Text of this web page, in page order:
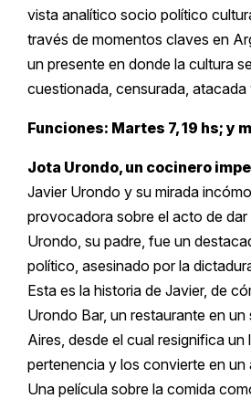
vista analítico socio político
través de momentos claves en
un presente en donde la cultura
cuestionada, censurada, atacada
Funciones: Martes 7, 19 hs; y
Jota Urondo, un cocinero
Javier Urondo y su mirada
provocadora sobre el acto de
Urondo, su padre, fue un
político, asesinado por la
Esta es la historia de Javier, de
Urondo Bar, un restaurante en
Aires, desde el cual resignifica un
pertenencia y los convierte en un
Una película sobre la comida